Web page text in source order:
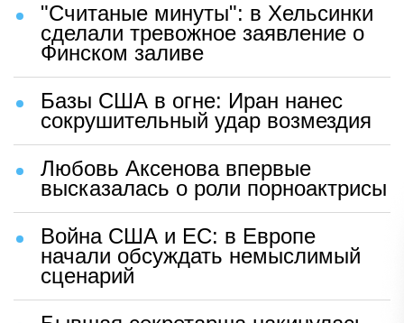
"Считаные минуты": в Хельсинки
сделали тревожное заявление о
Финском заливе
Базы США в огне: Иран нанес
сокрушительный удар возмездия
Любовь Аксенова впервые
высказалась о роли порноактрисы
Война США и ЕС: в Европе
начали обсуждать немыслимый
сценарий